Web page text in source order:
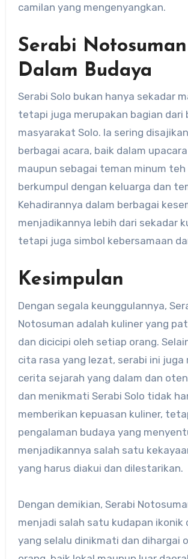
camilan yang mengenyangkan.
Serabi Notosuman
Dalam Budaya
Serabi Solo bukan hanya sekadar
tetapi juga merupakan bagian dari
masyarakat Solo. Ia sering
berbagai acara, baik dalam
maupun sebagai teman minum
berkumpul dengan keluarga dan
Kehadirannya dalam berbagai
menjadikannya lebih dari sekadar
tetapi juga simbol kebersamaan
Kesimpulan
Dengan segala keunggulannya,
Notosuman adalah kuliner yang
dan dicicipi oleh setiap orang.​
cita rasa yang lezat, serabi ini juga
cerita sejarah yang dalam dan
dan menikmati Serabi Solo tidak
memberikan kepuasan kuliner,
pengalaman budaya yang
menjadikannya salah satu
yang harus diakui dan dilestarikan.
Dengan demikian, Serabi
menjadi salah satu kudapan ikonik
yang selalu dinikmati dan dihargai